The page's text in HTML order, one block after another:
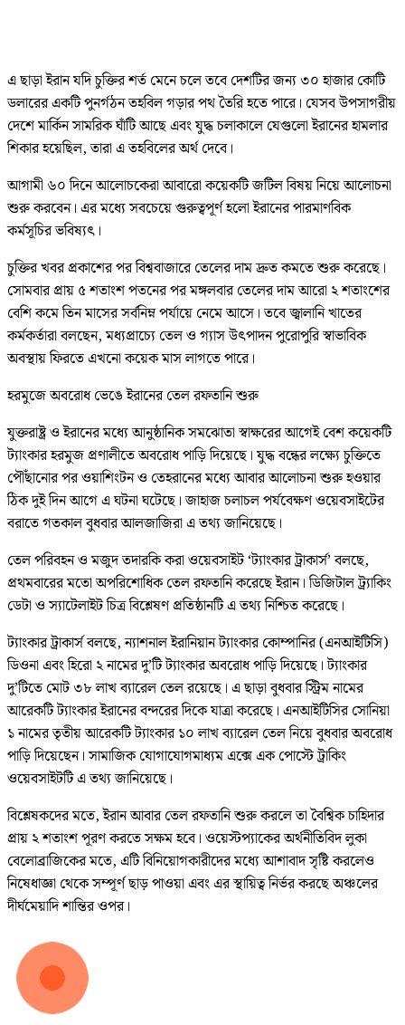
এ ছাড়া ইরান যদি চুক্তির শর্ত মেনে চলে তবে দেশটির জন্য ৩০ হাজার কোটি
ডলারের একটি পুনর্গঠন তহবিল গড়ার পথ তৈরি হতে পারে। যেসব উপসাগরীয়
দেশে মার্কিন সামরিক ঘাঁটি আছে এবং যুদ্ধ চলাকালে যেগুলো ইরানের হামলার
শিকার হয়েছিল, তারা এ তহবিলের অর্থ দেবে।
আগামী ৬০ দিনে আলোচকেরা আবারো কয়েকটি জটিল বিষয় নিয়ে আলোচনা
শুরু করবেন। এর মধ্যে সবচেয়ে গুরুত্বপূর্ণ হলো ইরানের পারমাণবিক
কর্মসূচির ভবিষ্যৎ।
চুক্তির খবর প্রকাশের পর বিশ্ববাজারে তেলের দাম দ্রুত কমতে শুরু করেছে।
সোমবার প্রায় ৫ শতাংশ পতনের পর মঙ্গলবার তেলের দাম আরো ২ শতাংশের
বেশি কমে তিন মাসের সর্বনিম্ন পর্যায়ে নেমে আসে। তবে জ্বালানি খাতের
কর্মকর্তারা বলছেন, মধ্যপ্রাচ্যে তেল ও গ্যাস উৎপাদন পুরোপুরি স্বাভাবিক
অবস্থায় ফিরতে এখনো কয়েক মাস লাগতে পারে।
হরমুজে অবরোধ ভেঙে ইরানের তেল রফতানি শুরু
যুক্তরাষ্ট্র ও ইরানের মধ্যে আনুষ্ঠানিক সমঝোতা স্বাক্ষরের আগেই বেশ কয়েকটি
ট্যাংকার হরমুজ প্রণালীতে অবরোধ পাড়ি দিয়েছে। যুদ্ধ বন্ধের লক্ষ্যে চুক্তিতে
পৌঁছানোর পর ওয়াশিংটন ও তেহরানের মধ্যে আবার আলোচনা শুরু হওয়ার
ঠিক দুই দিন আগে এ ঘটনা ঘটেছে। জাহাজ চলাচল পর্যবেক্ষণ ওয়েবসাইটের
বরাতে গতকাল বুধবার আলজাজিরা এ তথ্য জানিয়েছে।
তেল পরিবহন ও মজুদ তদারকি করা ওয়েবসাইট ‘ট্যাংকার ট্রাকার্স’ বলছে,
প্রথমবারের মতো অপরিশোধিক তেল রফতানি করেছে ইরান। ডিজিটাল ট্র্যাকিং
ডেটা ও স্যাটেলাইট চিত্র বিশ্লেষণ প্রতিষ্ঠানটি এ তথ্য নিশ্চিত করেছে।
ট্যাংকার ট্রাকার্স বলছে, ন্যাশনাল ইরানিয়ান ট্যাংকার কোম্পানির (এনআইটিসি)
ডিওনা এবং হিরো ২ নামের দু’টি ট্যাংকার অবরোধ পাড়ি দিয়েছে। ট্যাংকার
দু’টিতে মোট ৩৮ লাখ ব্যারেল তেল রয়েছে। এ ছাড়া বুধবার স্ট্রিম নামের
আরেকটি ট্যাংকার ইরানের বন্দরের দিকে যাত্রা করেছে। এনআইটিসির সোনিয়া
১ নামের তৃতীয় আরেকটি ট্যাংকার ১০ লাখ ব্যারেল তেল নিয়ে বুধবার অবরোধ
পাড়ি দিয়েছেন। সামাজিক যোগাযোগমাধ্যম এক্সে এক পোস্টে ট্রাকিং
ওয়েবসাইটটি এ তথ্য জানিয়েছে।
বিশ্লেষকদের মতে, ইরান আবার তেল রফতানি শুরু করলে তা বৈশ্বিক চাহিদার
প্রায় ২ শতাংশ পূরণ করতে সক্ষম হবে। ওয়েস্টপ্যাকের অর্থনীতিবিদ লুকা
বেলোব্রাজিকের মতে, এটি বিনিয়োগকারীদের মধ্যে আশাবাদ সৃষ্টি করলেও
নিষেধাজ্ঞা থেকে সম্পূর্ণ ছাড় পাওয়া এবং এর স্থায়িত্ব নির্ভর করছে অঞ্চলের
দীর্ঘমেয়াদি শান্তির ওপর।